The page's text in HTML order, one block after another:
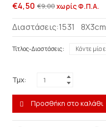
€9,00
€4,50 χωρίς Φ.Π.Α.
Διαστάσεις:1531 8X3cm
Τίτλος-Διαστάσεις
Τμχ:
Προσθήκη στο καλάθι